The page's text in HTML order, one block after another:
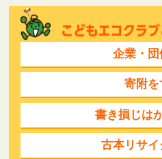
企業・団
寄附を
書き損じは
古本リサ